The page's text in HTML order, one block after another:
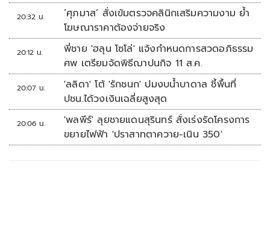
20:32 น.
‘ศุภมาส’ สั่งเข้มตรวจคลินิกเสริมความงาม ย้ำ
โฆษณาราคาต้องจ่ายจริง
20:12 น.
พี่ชาย 'ฮลุน โซโล่' แจ้งกำหนดการสวดอภิธรรม
ศพ เตรียมจัดพิธีฌาปนกิจ 11 ส.ค.
20:07 น.
'ลลิดา' โต้ 'รักชนก' ปมงบน้ำบาดาล ชี้พื้นที่
ปชน.ได้วงเงินเฉลี่ยสูงสุด
20:06 น.
'พลพีร์' ลุยชายแดนสุรินทร์ สั่งเร่งรัดโครงการ
ขยายไฟฟ้า 'ปราสาทตาควาย-เนิน 350'